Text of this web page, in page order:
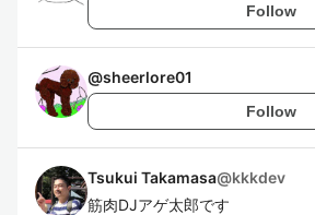
Follow
@sheerlore01
Follow
Tsukui Takamasa@kkkdev
筋肉DJアゲ太郎です